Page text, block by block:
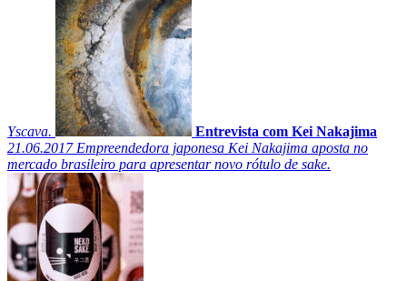
Yscava.
Entrevista com Kei Nakajima
21.06.2017Empreendedora japonesa Kei Nakajima aposta no
mercado brasileiro para apresentar novo rótulo de sake.